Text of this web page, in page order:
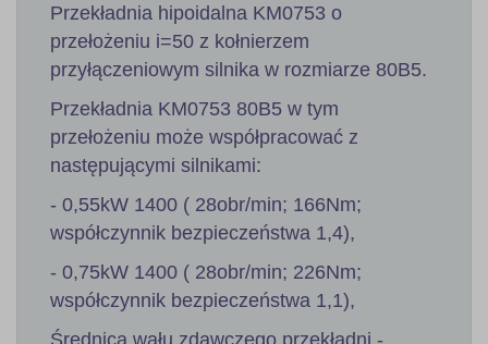
Przekładnia hipoidalna KM0753 o
przełożeniu i=50 z kołnierzem
przyłączeniowym silnika w rozmiarze 80B5.
Przekładnia KM0753 80B5 w tym
przełożeniu może współpracować z
następującymi silnikami:
- 0,55kW 1400 ( 28obr/min; 166Nm;
współczynnik bezpieczeństwa 1,4),
- 0,75kW 1400 ( 28obr/min; 226Nm;
współczynnik bezpieczeństwa 1,1),
Średnica wału zdawczego przekładni -